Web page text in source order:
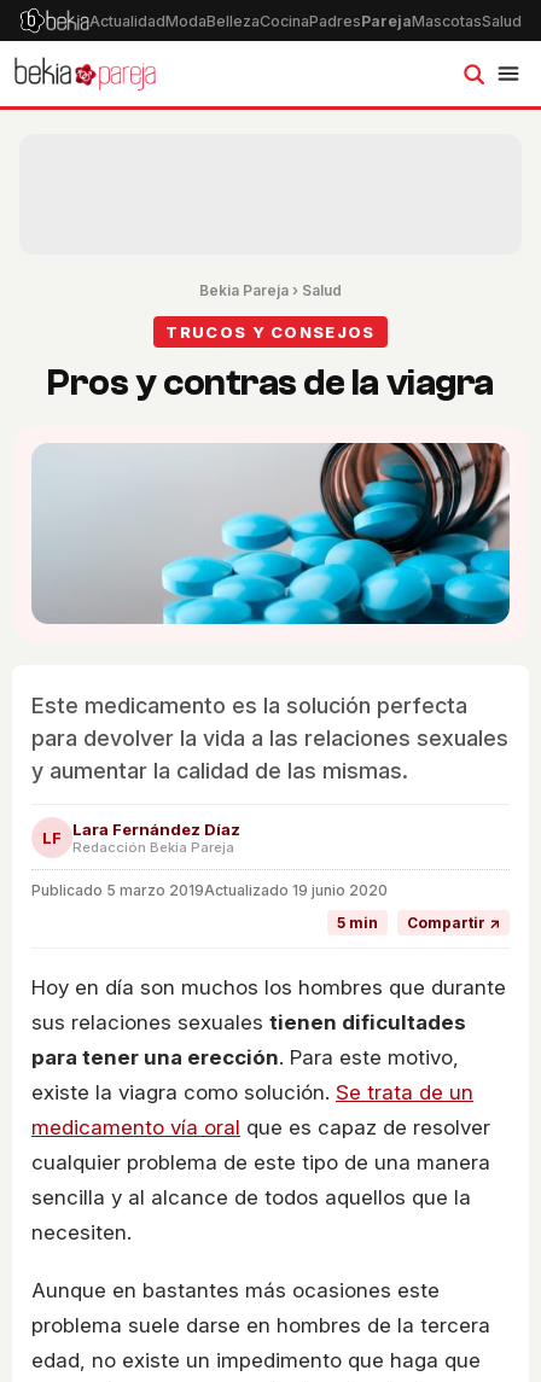
ActualidadModaBellezaCocinaPadresParejaMascotasSalud
Bekia Pareja › Salud
TRUCOS Y CONSEJOS
Pros y contras de la viagra
Este medicamento es la solución perfecta
para devolver la vida a las relaciones sexuales
y aumentar la calidad de las mismas.
LF Lara Fernández Díaz
Redacción Bekia Pareja
Publicado 5 marzo 2019Actualizado 19 junio 2020
5 min
Compartir ↗
Hoy en día son muchos los hombres que durante
sus relaciones sexuales tienen dificultades
para tener una erección. Para este motivo,
existe la viagra como solución. Se trata de un
medicamento vía oral que es capaz de resolver
cualquier problema de este tipo de una manera
sencilla y al alcance de todos aquellos que la
necesiten.
Aunque en bastantes más ocasiones este
problema suele darse en hombres de la tercera
edad, no existe un impedimento que haga que